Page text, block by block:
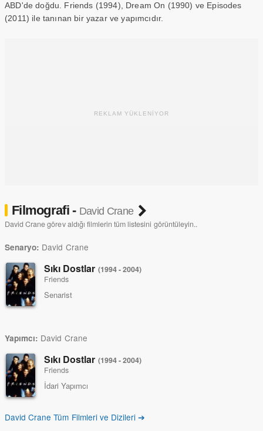
ABD'de doğdu. Friends (1994), Dream On (1990) ve Episodes
(2011) ile tanınan bir yazar ve yapımcıdır.
REKLAM YÜKLENİYOR
Filmografi - David Crane
David Crane görev aldığı filmlerin tüm listesini görüntüleyin..
Senaryo: David Crane
Sıkı Dostlar (1994 - 2004)
Friends
Senarist
Yapımcı: David Crane
Sıkı Dostlar (1994 - 2004)
Friends
İdari Yapımcı
David Crane Tüm Filmleri ve Dizileri ➔